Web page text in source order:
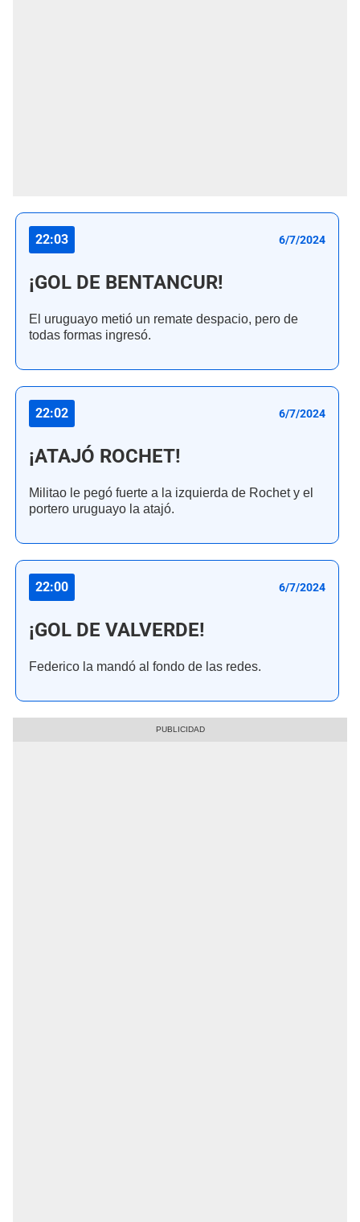
22:03 6/7/2024
¡GOL DE BENTANCUR!
El uruguayo metió un remate despacio, pero de
todas formas ingresó.
22:02 6/7/2024
¡ATAJÓ ROCHET!
Militao le pegó fuerte a la izquierda de Rochet y el
portero uruguayo la atajó.
22:00 6/7/2024
¡GOL DE VALVERDE!
Federico la mandó al fondo de las redes.